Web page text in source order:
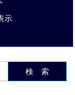
示
検 索